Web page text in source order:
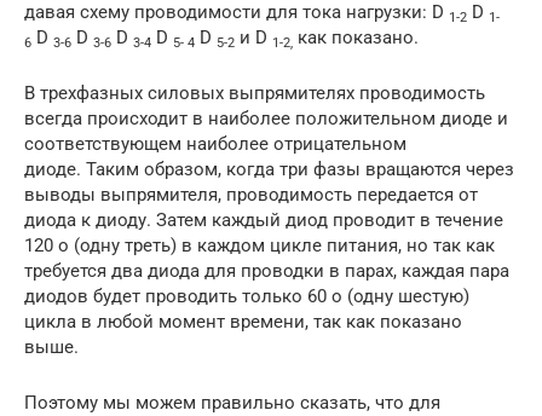
давая схему проводимости для тока нагрузки: D 1-2 D 1-
6 D 3-6 D 3-6 D 3-4 D 5- 4 D 5-2 и D 1-2, как показано.
В трехфазных силовых выпрямителях проводимость
всегда происходит в наиболее положительном диоде и
соответствующем наиболее отрицательном
диоде. Таким образом, когда три фазы вращаются через
выводы выпрямителя, проводимость передается от
диода к диоду. Затем каждый диод проводит в течение
120 o (одну треть) в каждом цикле питания, но так как
требуется два диода для проводки в парах, каждая пара
диодов будет проводить только 60 o (одну шестую)
цикла в любой момент времени, так как показано
выше.
Поэтому мы можем правильно сказать, что для